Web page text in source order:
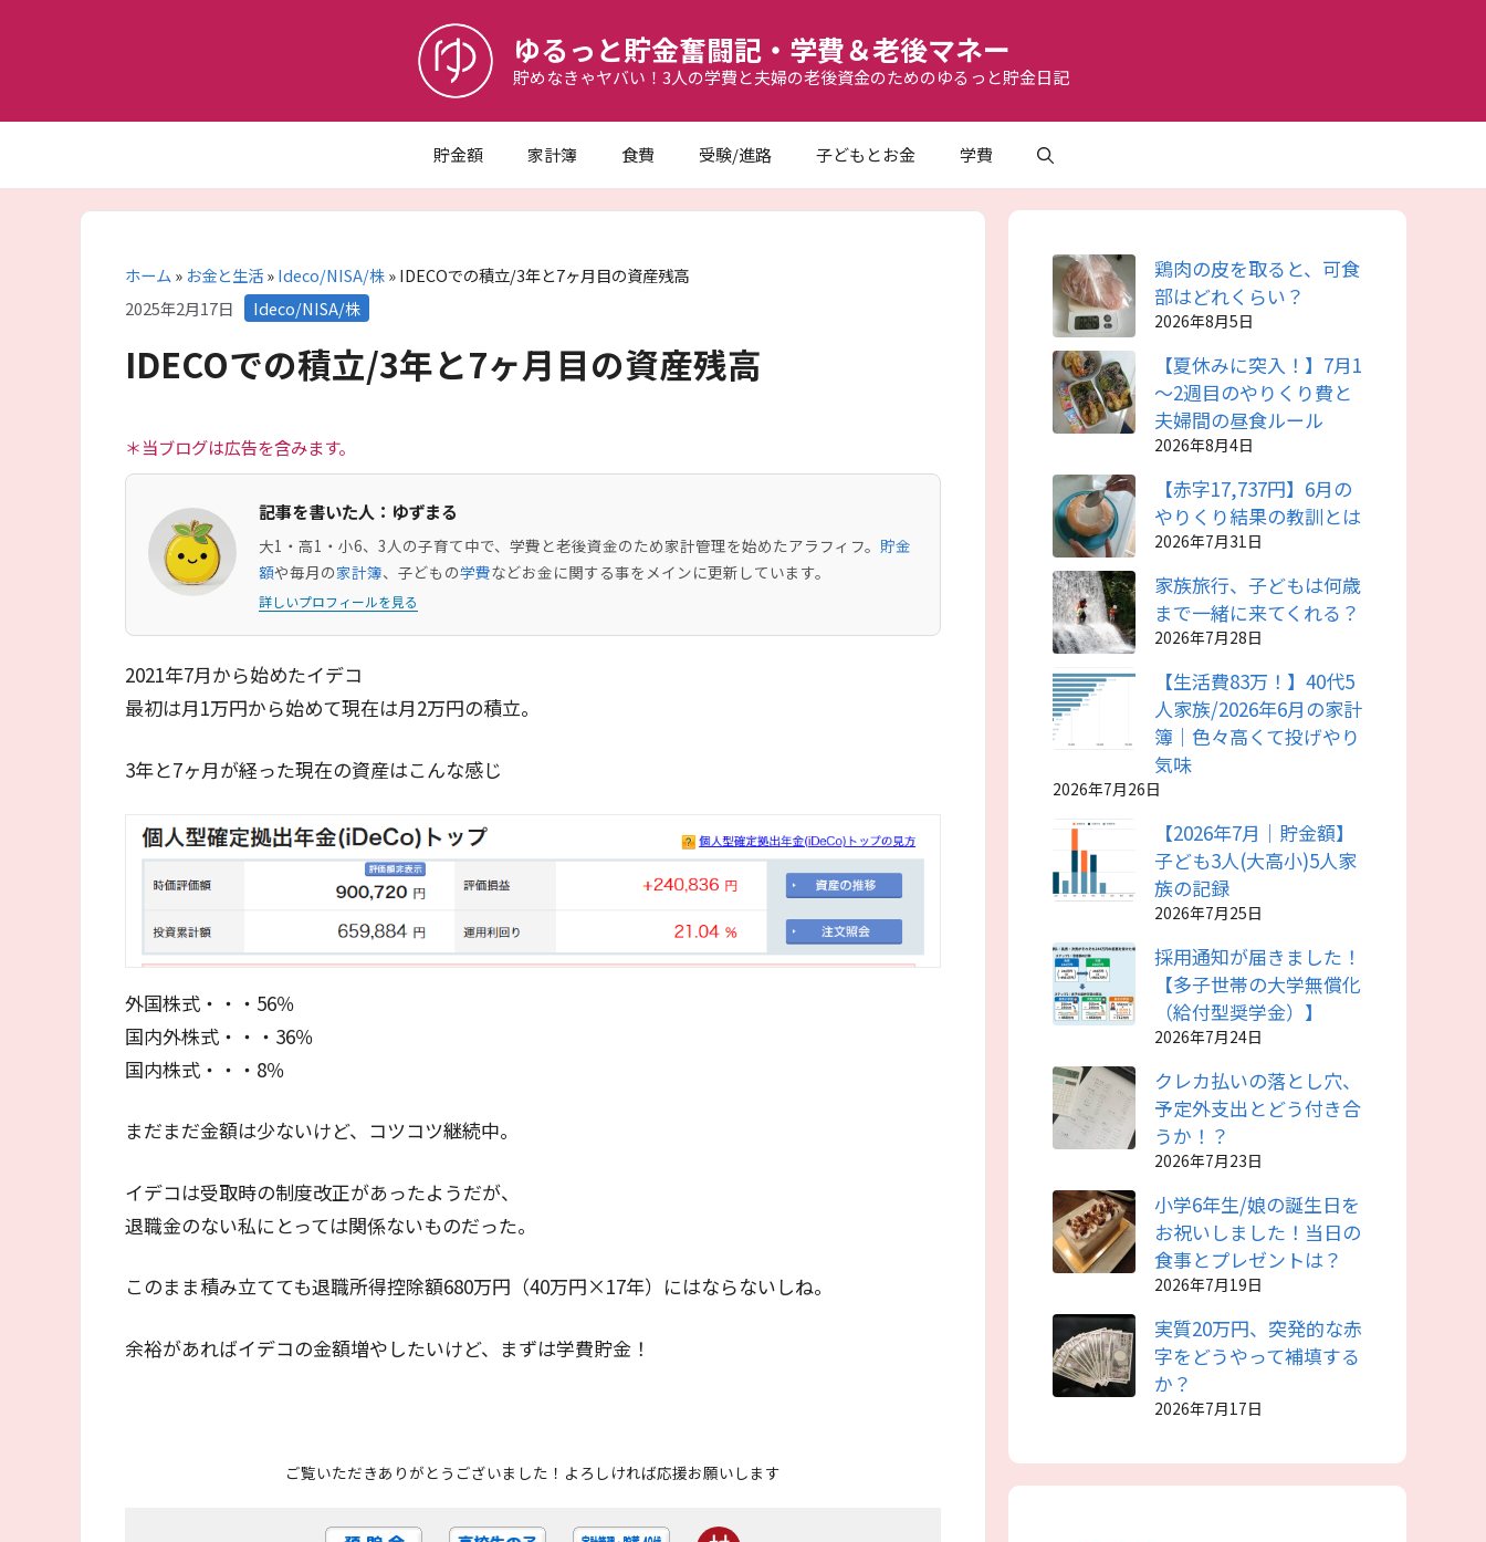
ツ
ゆるっと貯金奮闘記・学費＆老後マネー
貯めなきゃヤバい！3人の学費と夫婦の老後資金のためのゆるっと貯金日記
貯金額 家計簿 食費 受験/進路 子どもとお金 学費
ホーム» お金と生活»Ideco/NISA/株»IDECOでの積立/3年と7ヶ月目の資産残高
2025年2月17日 カ
テ
ゴ
リ
Ideco/NISA/株
IDECOでの積立/3年と7ヶ月目の資産残高
＊当ブログは広告を含みます。
記事を書いた人：ゆずまる
大1・高1・小6、3人の子育て中で、学費と老後資金のため家計管理を始めたアラフィフ。 貯金
額や毎月の家計簿、子どもの学費などお金に関する事をメインに更新しています。
詳しいプロフィールを見る
2021年7月から始めたイデコ
最初は月1万円から始めて現在は月2万円の積立。
3年と7ヶ月が経った現在の資産はこんな感じ
外国株式・・・56％
国内外株式・・・36％
国内株式・・・8％
まだまだ金額は少ないけど、コツコツ継続中。
イデコは受取時の制度改正があったようだが、
退職金のない私にとっては関係ないものだった。
このまま積み立てても退職所得控除額680万円（40万円×17年）にはならないしね。
余裕があればイデコの金額増やしたいけど、まずは学費貯金！
ご覧いただきありがとうございました！よろしければ応援お願いします
鶏肉の皮を取ると、可食
部はどれくらい？
2026年8月5日
【夏休みに突入！】7月1
～2週目のやりくり費と
夫婦間の昼食ルール
2026年8月4日
【赤字17,737円】6月の
やりくり結果の教訓とは
2026年7月31日
家族旅行、子どもは何歳
まで一緒に来てくれる？
2026年7月28日
【生活費83万！】40代5
人家族/2026年6月の家計
簿｜色々高くて投げやり
気味
2026年7月26日
【2026年7月｜貯金額】
子ども3人(大高小)5人家
族の記録
2026年7月25日
採用通知が届きました！
【多子世帯の大学無償化
（給付型奨学金）】
2026年7月24日
クレカ払いの落とし穴、
予定外支出とどう付き合
うか！？
2026年7月23日
小学6年生/娘の誕生日を
お祝いしました！当日の
食事とプレゼントは？
2026年7月19日
実質20万円、突発的な赤
字をどうやって補填する
か？
2026年7月17日